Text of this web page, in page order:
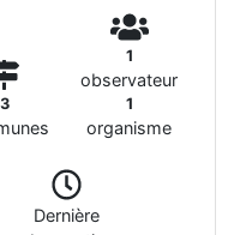
3
1
observateur
1
organisme
Dernière